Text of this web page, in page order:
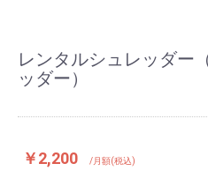
レンタルシュレッダー
ッダー）
￥2,200 /月額(税込)